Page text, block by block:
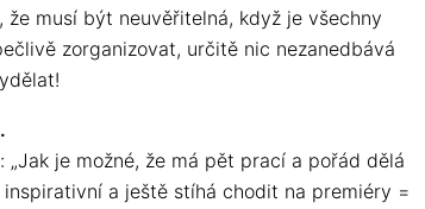
že musí být neuvěřitelná, když je všechny
zorganizovat, určitě nic nezanedbává
„Jak je možné, že má pět prací a pořád dělá
inspirativní a ještě stíhá chodit na premiéry =